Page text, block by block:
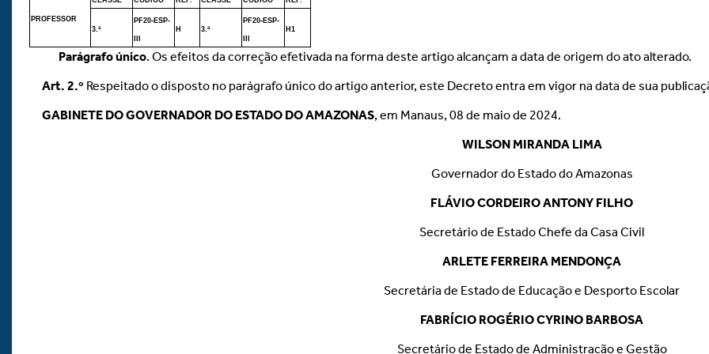
PROFESSOR
3.ª
PF20-ESP-
H 3.ª
PF20-ESP-
H1
Parágrafo único. Os efeitos da correção efetivada na forma deste artigo alcançam a data de origem do ato alterado.
Art. 2.º Respeitado o disposto no parágrafo único do artigo anterior, este Decreto entra em vigor na data de sua
GABINETE DO GOVERNADOR DO ESTADO DO AMAZONAS, em Manaus, 08 de maio de 2024.
WILSON MIRANDA LIMA
Governador do Estado do Amazonas
FLÁVIO CORDEIRO ANTONY FILHO
Secretário de Estado Chefe da Casa Civil
ARLETE FERREIRA MENDONÇA
Secretária de Estado de Educação e Desporto Escolar
FABRÍCIO ROGÉRIO CYRINO BARBOSA
Secretário de Estado de Administração e Gestão